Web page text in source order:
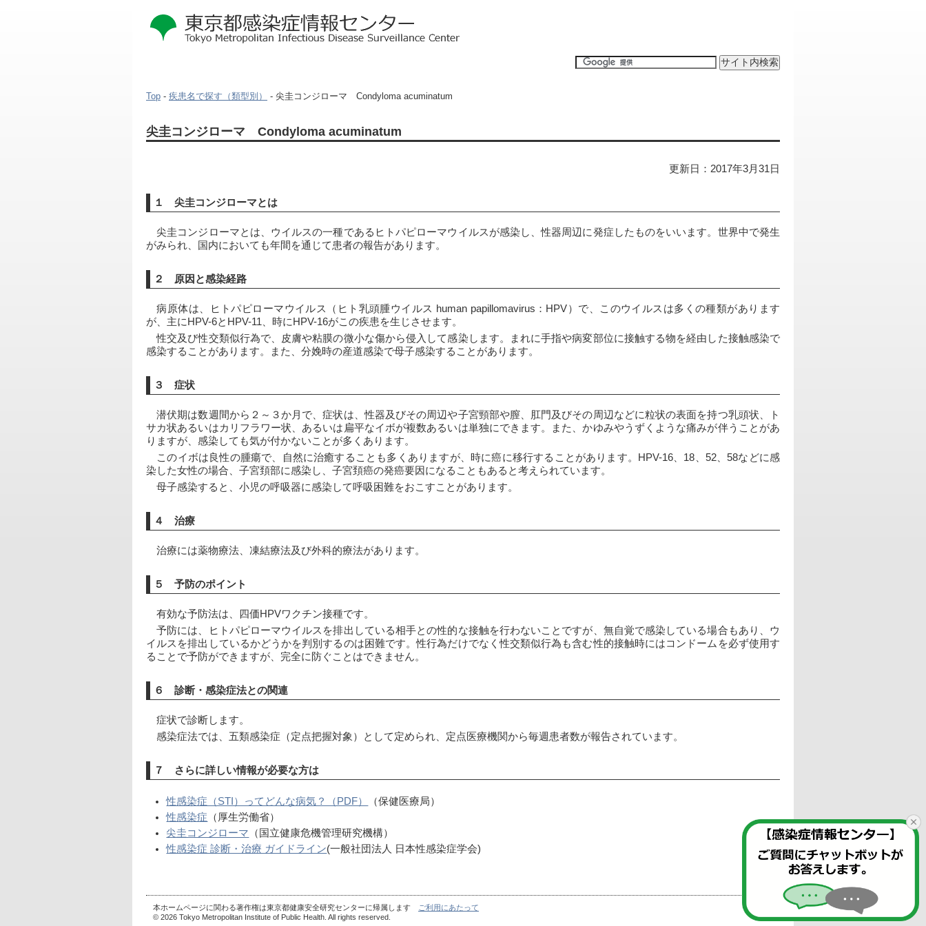
Top - 疾患名で探す（類型別） - 尖圭コンジローマ Condyloma acuminatum
本
文
ら
尖圭コンジローマ Condyloma acuminatum
更新日：2017年3月31日
１ 尖圭コンジローマとは
尖圭コンジローマとは、ウイルスの一種であるヒトパピローマウイルスが感染し、性器周辺に発症したものをいいます。世界中で発生
がみられ、国内においても年間を通じて患者の報告があります。
２ 原因と感染経路
病原体は、ヒトパピローマウイルス（ヒト乳頭腫ウイルス human papillomavirus：HPV）で、このウイルスは多くの種類があります
が、主にHPV-6とHPV-11、時にHPV-16がこの疾患を生じさせます。
性交及び性交類似行為で、皮膚や粘膜の微小な傷から侵入して感染します。まれに手指や病変部位に接触する物を経由した接触感染で
感染することがあります。また、分娩時の産道感染で母子感染することがあります。
３ 症状
潜伏期は数週間から２～３か月で、症状は、性器及びその周辺や子宮頸部や膣、肛門及びその周辺などに粒状の表面を持つ乳頭状、ト
サカ状あるいはカリフラワー状、あるいは扁平なイボが複数あるいは単独にできます。また、かゆみやうずくような痛みが伴うことがあ
りますが、感染しても気が付かないことが多くあります。
このイボは良性の腫瘍で、自然に治癒することも多くありますが、時に癌に移行することがあります。HPV-16、18、52、58などに感
染した女性の場合、子宮頚部に感染し、子宮頚癌の発癌要因になることもあると考えられています。
母子感染すると、小児の呼吸器に感染して呼吸困難をおこすことがあります。
４ 治療
治療には薬物療法、凍結療法及び外科的療法があります。
５ 予防のポイント
有効な予防法は、四価HPVワクチン接種です。
予防には、ヒトパピローマウイルスを排出している相手との性的な接触を行わないことですが、無自覚で感染している場合もあり、ウ
イルスを排出しているかどうかを判別するのは困難です。性行為だけでなく性交類似行為も含む性的接触時にはコンドームを必ず使用す
ることで予防ができますが、完全に防ぐことはできません。
６ 診断・感染症法との関連
症状で診断します。
感染症法では、五類感染症（定点把握対象）として定められ、定点医療機関から毎週患者数が報告されています。
７ さらに詳しい情報が必要な方は
性感染症（STI）ってどんな病気？（PDF）
（保健医療局）
性感染症 （厚生労働省）
尖圭コンジローマ （国立健康危機管理研究機構）
性感染症 診断・治療 ガイドライン(一般社団法人 日本性感染症学会)
本ホームページに関わる著作権は東京都健康安全研究センターに帰属します
ご利用にあたって
© 2026 Tokyo Metropolitan Institute of Public Health. All rights reserved.